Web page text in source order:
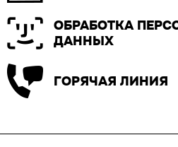
ОБРАБОТКА
ДАННЫХ
ГОРЯЧАЯ ЛИНИЯ